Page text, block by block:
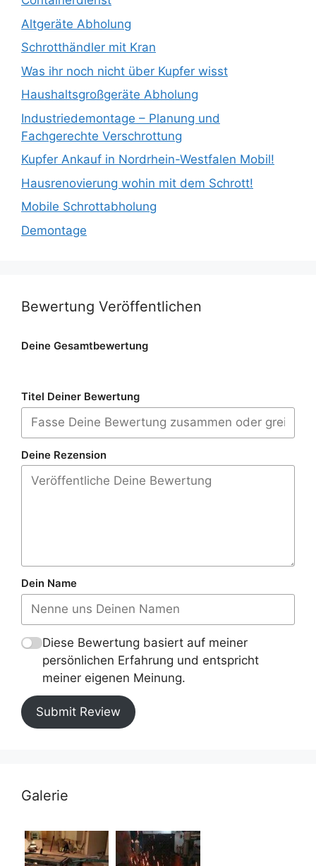
Altgeräte Abholung
Schrotthändler mit Kran
Was ihr noch nicht über Kupfer wisst
Haushaltsgroßgeräte Abholung
Industriedemontage – Planung und
Fachgerechte Verschrottung
Kupfer Ankauf in Nordrhein-Westfalen Mobil!
Hausrenovierung wohin mit dem Schrott!
Mobile Schrottabholung
Demontage
Bewertung Veröffentlichen
Deine Gesamtbewertung
Titel Deiner Bewertung
Deine Rezension
Dein Name
Diese Bewertung basiert auf meiner
persönlichen Erfahrung und entspricht
meiner eigenen Meinung.
Submit Review
Galerie